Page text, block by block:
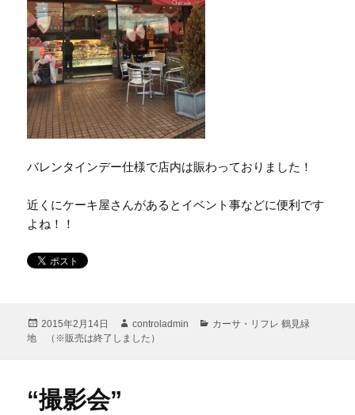
バレンタインデー仕様で店内は賑わっておりました！
近くにケーキ屋さんがあるとイベント事などに便利です
よね！！
投
2015年2月14日
作
成
controladmin
カ
カーサ・リフレ 鶴見緑
地 （※販売は終了しました）
“撮影会”